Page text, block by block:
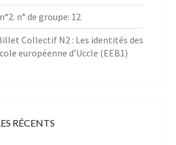
n° de groupe: 12
Collectif N2 : Les identités des
européenne d’Uccle (EEB1)
RÉCENTS